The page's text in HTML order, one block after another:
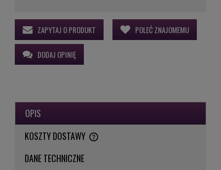
ZAPYTAJ O PRODUKT POLEĆ ZNAJOMEMU
DODAJ OPINIĘ
OPIS
KOSZTY DOSTAWY
CENA NIE ZAWIERA EWENTUALNYCH KOSZTÓW PŁATNOŚCI
DANE TECHNICZNE